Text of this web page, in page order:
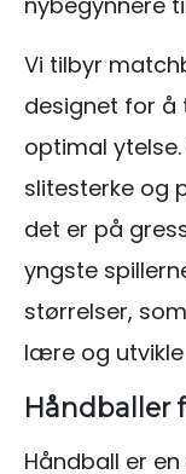
Vi tilbyr
designet for å
optimal
slitesterke og
det er på
yngste
størrelser,
lære og
Håndballer
Håndball er